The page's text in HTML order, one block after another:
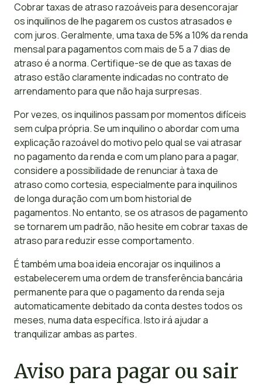
Cobrar taxas de atraso razoáveis para desencorajar
os inquilinos de lhe pagarem os custos atrasados e
com juros. Geralmente, uma taxa de 5% a 10% da renda
mensal para pagamentos com mais de 5 a 7 dias de
atraso é a norma. Certifique-se de que as taxas de
atraso estão claramente indicadas no contrato de
arrendamento para que não haja surpresas.
Por vezes, os inquilinos passam por momentos difíceis
sem culpa própria. Se um inquilino o abordar com uma
explicação razoável do motivo pelo qual se vai atrasar
no pagamento da renda e com um plano para a pagar,
considere a possibilidade de renunciar à taxa de
atraso como cortesia, especialmente para inquilinos
de longa duração com um bom historial de
pagamentos. No entanto, se os atrasos de pagamento
se tornarem um padrão, não hesite em cobrar taxas de
atraso para reduzir esse comportamento.
É também uma boa ideia encorajar os inquilinos a
estabelecerem uma ordem de transferência bancária
permanente para que o pagamento da renda seja
automaticamente debitado da conta destes todos os
meses, numa data específica. Isto irá ajudar a
tranquilizar ambas as partes.
Aviso para pagar ou sair